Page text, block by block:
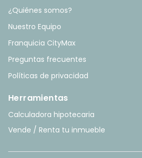
¿Quiénes somos?
Nuestro Equipo
Franquicia CityMax
Preguntas frecuentes
Políticas de privacidad
Herramientas
Calculadora hipotecaria
Vende / Renta tu inmueble